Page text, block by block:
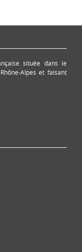
située dans le
Alpes et faisant